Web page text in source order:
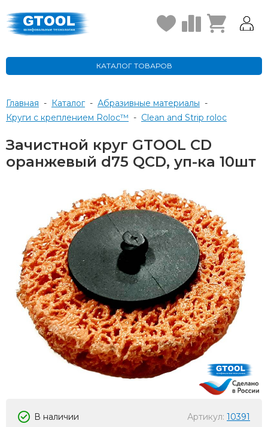
КАТАЛОГ ТОВАРОВ
Главная - Каталог - Абразивные материалы -
Круги с креплением Roloc™ - Clean and Strip roloc
Зачистной круг GTOOL CD
оранжевый d75 QCD, уп-ка 10шт
В наличии Артикул: 10391